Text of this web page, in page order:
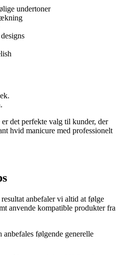
undertoner
er det perfekte valg til kunder, der
hvid manicure med professionelt
anbefaler vi altid at følge
anvende kompatible produkter fra
følgende generelle